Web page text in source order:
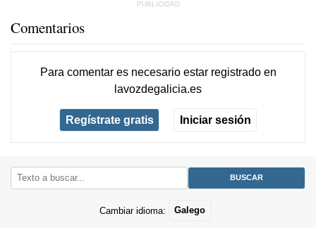
Comentarios
Para comentar es necesario estar registradoen
lavozdegalicia.es
Regístrate gratis Iniciar sesión
Cambiar idioma: Galego